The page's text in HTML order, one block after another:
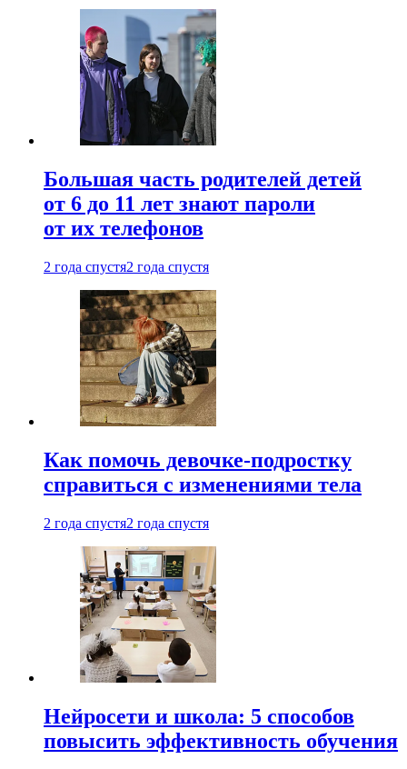
Большая часть родителей детей
от 6 до 11 лет знают пароли
от их телефонов
2 года спустя2 года спустя
Как помочь девочке-подростку
справиться с изменениями тела
2 года спустя2 года спустя
Нейросети и школа: 5 способов
повысить эффективность обучения